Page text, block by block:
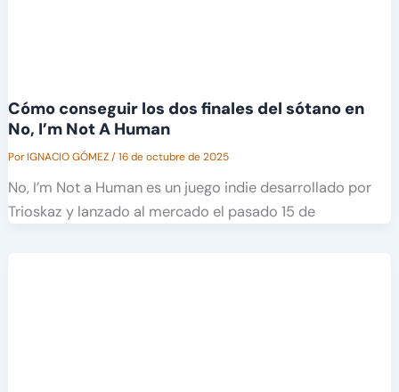
Cómo conseguir los dos finales del sótano en
No, I’m Not A Human
PorIGNACIO GÓMEZ/16 de octubre de 2025
No, I’m Not a Human es un juego indie desarrollado por
Trioskaz y lanzado al mercado el pasado 15 de